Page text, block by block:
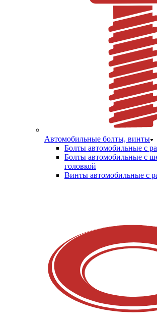
Автомобильные болты, винты
Болты автомобильные с
Болты автомобильные с
головкой
Винты автомобильные с